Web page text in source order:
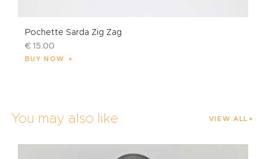
Pochette Sarda Zig Zag
€ 15.00
BUY NOW
You may also like VIEW ALL